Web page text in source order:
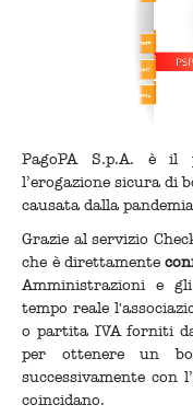
PagoPA S.p.A. è il
l’erogazione sicura di
causata dalla
Grazie al servizio
che è direttamente
Amministrazioni e
tempo reale
o partita IVA forniti
per ottenere un
successivamente con
coincidano.